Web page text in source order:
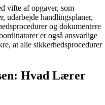
vifte af opgaver, som
udarbejde handlingsplaner,
og dokumentere
er også ansvarlige
at alle sikkerhedsprocedurer
Hvad Lærer